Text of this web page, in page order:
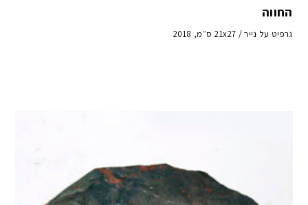
החווה
גרפיט על נייר / 21x27 ס״מ, 2018